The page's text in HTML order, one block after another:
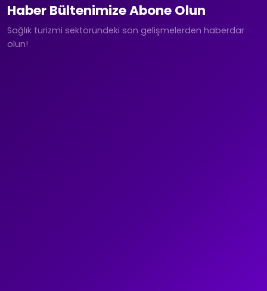
Haber Bültenimize Abone Olun
Sağlık turizmi sektöründeki son gelişmelerden haberdar
olun!